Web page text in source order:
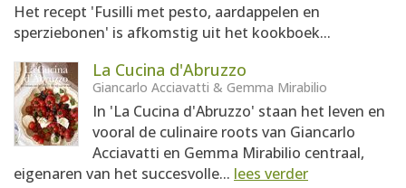
Het recept 'Fusilli met pesto, aardappelen en
sperziebonen' is afkomstig uit het kookboek...
La Cucina d'Abruzzo
Giancarlo Acciavatti & Gemma Mirabilio
In 'La Cucina d'Abruzzo' staan het leven en
vooral de culinaire roots van Giancarlo
Acciavatti en Gemma Mirabilio centraal,
eigenaren van het succesvolle... lees verder